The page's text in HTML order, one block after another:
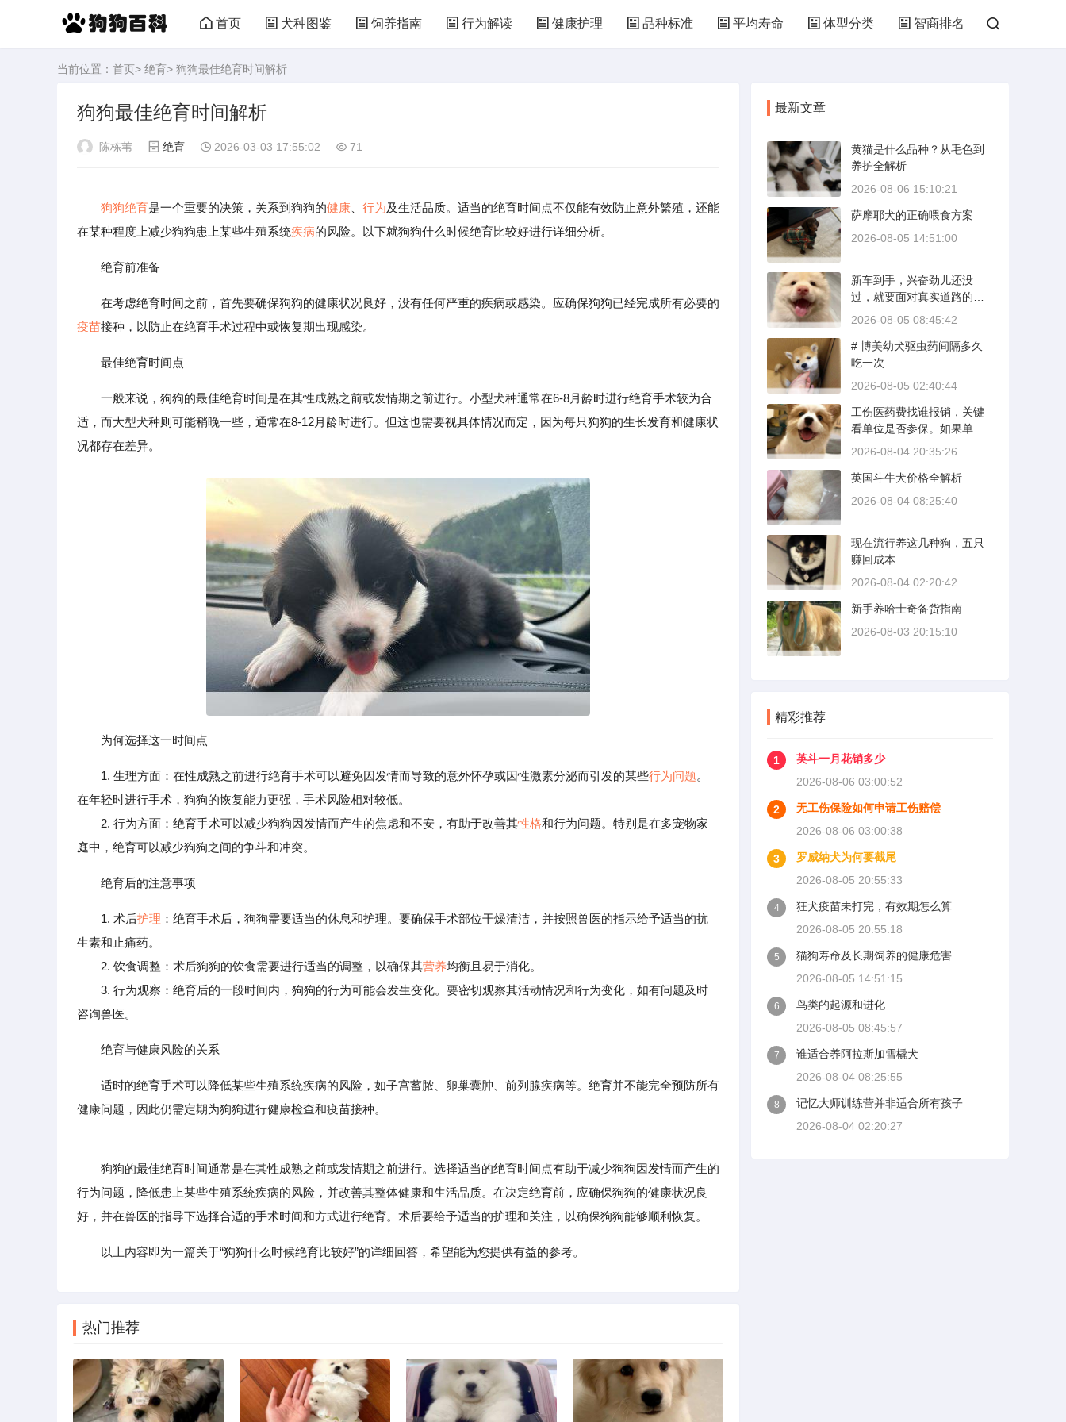
首页 犬种图鉴 饲养指南 行为解读 健康护理 品种标准 平均寿命 体型分类 智商排名
当前位置： 首页> 绝育> 狗狗最佳绝育时间解析
狗狗最佳绝育时间解析
陈栋苇 绝育 2026-03-03 17:55:02 71
狗狗绝育是一个重要的决策，关系到狗狗的健康 行为及生活品质。适当的绝育时间点不仅能有效防止意外繁殖，还能
在某种程度上减少狗狗患上某些生殖系统疾病的风险。以下就狗狗什么时候绝育比较好进行详细分析。
绝育前准备
在考虑绝育时间之前，首先要确保狗狗的健康状况良好，没有任何严重的疾病或感染。应确保狗狗已经完成所有必要的
疫苗接种，以防止在绝育手术过程中或恢复期出现感染。
最佳绝育时间点
一般来说，狗狗的最佳绝育时间是在其性成熟之前或发情期之前进行。小型犬种通常在6-8月龄时进行绝育手术较为合
适，而大型犬种则可能稍晚一些，通常在8-12月龄时进行。但这也需要视具体情况而定，因为每只狗狗的生长发育和健康状
况都存在差异。
为何选择这一时间点
1. 生理方面：在性成熟之前进行绝育手术可以避免因发情而导致的意外怀孕或因性激素分泌而引发的某些行为问题。
在年轻时进行手术，狗狗的恢复能力更强，手术风险相对较低。
2. 行为方面：绝育手术可以减少狗狗因发情而产生的焦虑和不安，有助于改善其性格和行为问题。特别是在多宠物家
庭中，绝育可以减少狗狗之间的争斗和冲突。
绝育后的注意事项
1. 术后护理 ：绝育手术后，狗狗需要适当的休息和护理。要确保手术部位干燥清洁，并按照兽医的指示给予适当的抗
生素和止痛药。
2. 饮食调整：术后狗狗的饮食需要进行适当的调整，以确保其营养均衡且易于消化。
3. 行为观察：绝育后的一段时间内，狗狗的行为可能会发生变化。要密切观察其活动情况和行为变化，如有问题及时
咨询兽医。
绝育与健康风险的关系
适时的绝育手术可以降低某些生殖系统疾病的风险，如子宫蓄脓、卵巢囊肿、前列腺疾病等。绝育并不能完全预防所有
健康问题，因此仍需定期为狗狗进行健康检查和疫苗接种。
狗狗的最佳绝育时间通常是在其性成熟之前或发情期之前进行。选择适当的绝育时间点有助于减少狗狗因发情而产生的
行为问题，降低患上某些生殖系统疾病的风险，并改善其整体健康和生活品质。在决定绝育前，应确保狗狗的健康状况良
好，并在兽医的指导下选择合适的手术时间和方式进行绝育。术后要给予适当的护理和关注，以确保狗狗能够顺利恢复。
以上内容即为一篇关于“狗狗什么时候绝育比较好”的详细回答，希望能为您提供有益的参考。
热门推荐
最新文章
黄猫是什么品种？从毛色到
养护全解析
2026-08-06 15:10:21
萨摩耶犬的正确喂食方案
2026-08-05 14:51:00
新车到手，兴奋劲儿还没
过，就要面对真实道路的考
验。新手开新车上路，最怕
况和路况的双重陌生。磨合
期内，发动机转速控制在200
0到3000转之间，时速尽量
机的保守，而是活塞和气缸
壁需要时间完成精细贴合。
多数车型说明书里都写了前1
着做的司机不到三成。
2026-08-05 08:45:42
# 博美幼犬驱虫药间隔多久
吃一次
2026-08-05 02:40:44
工伤医药费找谁报销，关键
看单位是否参保。如果单位
给你交了工伤保险，费用由
参保，那就由单位自己掏
钱。很多人受伤后一头雾
误治疗。这篇就把这事讲清
楚。
2026-08-04 20:35:26
英国斗牛犬价格全解析
2026-08-04 08:25:40
现在流行养这几种狗，五只
赚回成本
2026-08-04 02:20:42
新手养哈士奇备货指南
2026-08-03 20:15:10
精彩推荐
1
英斗一月花销多少
2026-08-06 03:00:52
2
无工伤保险如何申请工伤赔偿
2026-08-06 03:00:38
3
罗威纳犬为何要截尾
2026-08-05 20:55:33
4
狂犬疫苗未打完，有效期怎么算
2026-08-05 20:55:18
5
猫狗寿命及长期饲养的健康危害
2026-08-05 14:51:15
6
鸟类的起源和进化
2026-08-05 08:45:57
7
谁适合养阿拉斯加雪橇犬
2026-08-04 08:25:55
8
记忆大师训练营并非适合所有孩子
2026-08-04 02:20:27